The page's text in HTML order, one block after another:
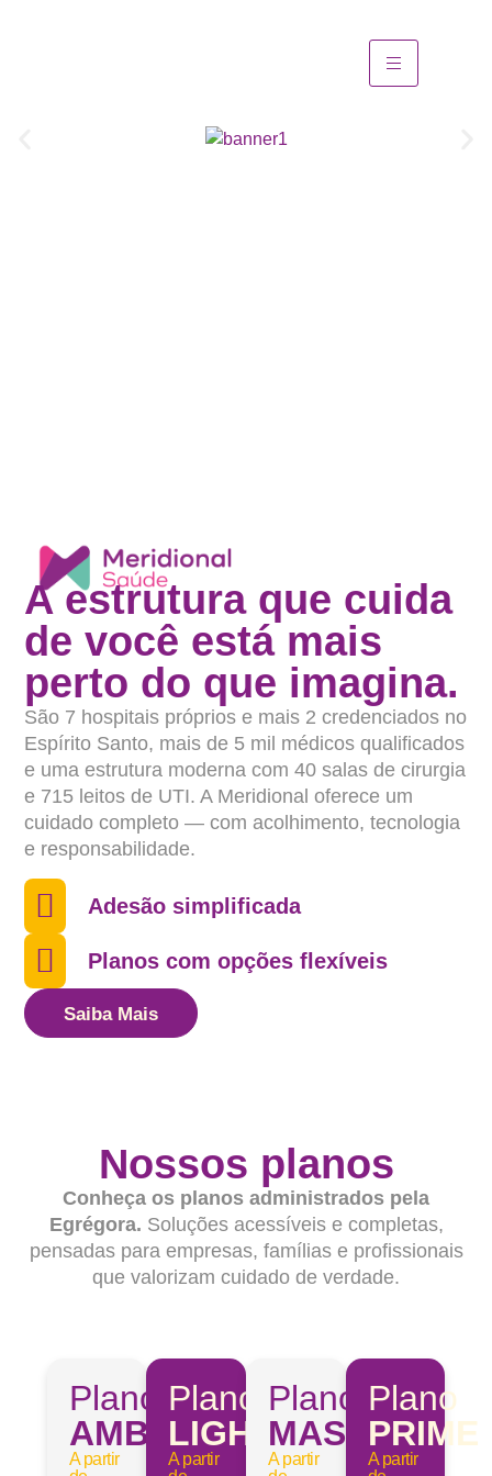
A estrutura que cuida
de você está mais
perto do que imagina.
São 7 hospitais próprios e mais 2 credenciados no
Espírito Santo, mais de 5 mil médicos qualificados
e uma estrutura moderna com 40 salas de cirurgia
e 715 leitos de UTI. A Meridional oferece um
cuidado completo — com acolhimento, tecnologia
e responsabilidade.
Adesão simplificada
Planos com opções flexíveis
Saiba Mais
Nossos planos
Conheça os planos administrados pela
Egrégora. Soluções acessíveis e completas,
pensadas para empresas, famílias e profissionais
que valorizam cuidado de verdade.
Plano
AMBULATORIAL
A partir
Plano
LIGHT
A partir
Plano
MASTER
A partir
Plano
PRIME
A partir